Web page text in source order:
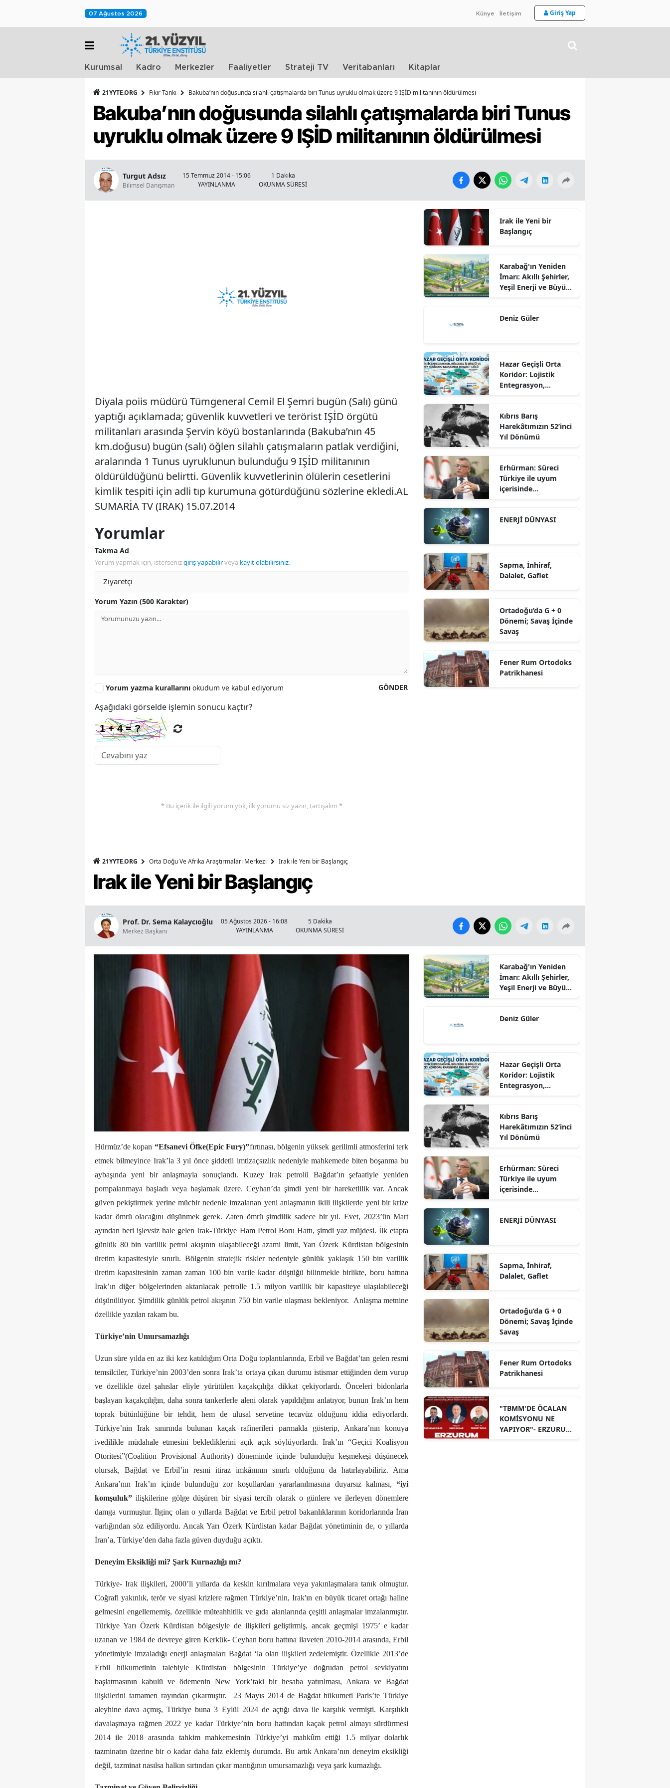
07 Ağustos 2026 Künye İletişim Giriş Yap
Kurumsal Kadro Merkezler Faaliyetler Strateji TV Veritabanları Kitaplar
21YYTE.ORG Fikir Tankı Bakuba’nın doğusunda silahlı çatışmalarda biri Tunus uyruklu olmak üzere 9 IŞİD militanının öldürülmesi
Bakuba’nın doğusunda silahlı çatışmalarda biri Tunus
uyruklu olmak üzere 9 IŞİD militanının öldürülmesi
Turgut Adsız
Bilimsel Danışman
15 Temmuz 2014 - 15:06
YAYINLANMA
1 Dakika
OKUNMA SÜRESİ
Diyala poiis müdürü Tümgeneral Cemil El Şemri bugün (Salı) günü
yaptığı açıklamada; güvenlik kuvvetleri ve terörist IŞİD örgütü
militanları arasında Şervin köyü bostanlarında (Bakuba’nın 45
km.doğusu) bugün (salı) öğlen silahlı çatışmaların patlak verdiğini,
aralarında 1 Tunus uyruklunun bulunduğu 9 IŞİD militanının
öldürüldüğünü belirtti. Güvenlik kuvvetlerinin ölülerin cesetlerini
kimlik tespiti için adli tıp kurumuna götürdüğünü sözlerine ekledi.AL
SUMARİA TV (IRAK) 15.07.2014
Yorumlar
Takma Ad
Yorum yapmak için, istersenizgiriş yapabilirveya kayıt olabilirsiniz.
Yorum Yazın (500 Karakter)
GÖNDER
Yorum yazma kurallarını okudum ve kabul ediyorum
Aşağıdaki görselde işlemin sonucu kaçtır?
* Bu içerik ile ilgili yorum yok, ilk yorumu siz yazın, tartışalım *
Irak ile Yeni bir
Başlangıç
Karabağ'ın Yeniden
İmarı: Akıllı Şehirler,
Yeşil Enerji ve Büyük
Sürdürülebilir
Deniz Güler
Hazar Geçişli Orta
Koridor: Lojistik
Entegrasyon,
Karşısında Rekabet
Gücü
Kıbrıs Barış
Harekâtımızın 52’inci
Yıl Dönümü
Erhürman: Süreci
Türkiye ile uyum
içerisinde
ENERJİ DÜNYASI
Sapma, İnhiraf,
Dalalet, Gaflet
Ortadoğu’da G + 0
Dönemi; Savaş İçinde
Savaş
Fener Rum Ortodoks
Patrikhanesi
21YYTE.ORG Orta Doğu Ve Afrika Araştırmaları Merkezi Irak ile Yeni bir Başlangıç
Irak ile Yeni bir Başlangıç
Prof. Dr. Sema Kalaycıoğlu
Merkez Başkanı
05 Ağustos 2026 - 16:08
YAYINLANMA
5 Dakika
OKUNMA SÜRESİ
Hürmüz’de kopan “Efsanevi Öfke(Epic Fury)”fırtınası, bölgenin yüksek gerilimli atmosferini terk
etmek bilmeyince Irak’la 3 yıl önce şiddetli imtizaçsızlık nedeniyle mahkemede biten boşanma bu
aybaşında yeni bir anlaşmayla sonuçlandı. Kuzey Irak petrolü Bağdat’ın şefaatiyle yeniden
pompalanmaya başladı veya başlamak üzere. Ceyhan’da şimdi yeni bir hareketlilik var. Ancak
güven pekiştirmek yerine mücbir nedenle imzalanan yeni anlaşmanın ikili ilişkilerde yeni bir krize
kadar ömrü olacağını düşünmek gerek. Zaten ömrü şimdilik sadece bir yıl. Evet, 2023’ün Mart
ayından beri işlevsiz hale gelen Irak-Türkiye Ham Petrol Boru Hattı, şimdi yaz müjdesi. İlk etapta
günlük 80 bin varillik petrol akışının ulaşabileceği azami limit, Yarı Özerk Kürdistan bölgesinin
üretim kapasitesiyle sınırlı. Bölgenin stratejik riskler nedeniyle günlük yaklaşık 150 bin varillik
üretim kapasitesinin zaman zaman 100 bin varile kadar düştüğü bilinmekle birlikte, boru hattına
Irak’ın diğer bölgelerinden aktarılacak petrolle 1.5 milyon varillik bir kapasiteye ulaşılabileceği
düşünülüyor. Şimdilik günlük petrol akışının 750 bin varile ulaşması bekleniyor. Anlaşma metnine
özellikle yazılan rakam bu.
Türkiye’nin Umursamazlığı
Uzun süre yılda en az iki kez katıldığım Orta Doğu toplantılarında, Erbil ve Bağdat’tan gelen resmi
temsilciler, Türkiye’nin 2003’den sonra Irak’ta ortaya çıkan durumu istismar ettiğinden dem vurup
ve özellikle özel şahıslar eliyle yürütülen kaçakçılığa dikkat çekiyorlardı. Önceleri bidonlarla
başlayan kaçakçılığın, daha sonra tankerlerle aleni olarak yapıldığını anlatıyor, bunun Irak’ın hem
toprak bütünlüğüne bir tehdit, hem de ulusal servetine tecavüz olduğunu iddia ediyorlardı.
Türkiye’nin Irak sınırında bulunan kaçak rafinerileri parmakla gösterip, Ankara’nın konuya
ivedilikle müdahale etmesini beklediklerini açık açık söylüyorlardı. Irak’ın “Geçici Koalisyon
Otoritesi”(Coalition Provisional Authority) döneminde içinde bulunduğu keşmekeşi düşünecek
olursak, Bağdat ve Erbil’in resmi itiraz imkânının sınırlı olduğunu da hatırlayabiliriz. Ama
Ankara’nın Irak’ın içinde bulunduğu zor koşullardan yararlanılmasına duyarsız kalması,“iyi
komşuluk” ilişkilerine gölge düşüren bir siyasi tercih olarak o günlere ve ilerleyen dönemlere
damga vurmuştur. İlginç olan o yıllarda Bağdat ve Erbil petrol bakanlıklarının koridorlarında İran
varlığından söz ediliyordu. Ancak Yarı Özerk Kürdistan kadar Bağdat yönetiminin de, o yıllarda
İran’a, Türkiye’den daha fazla güven duyduğu açıktı.
Deneyim Eksikliği mi? Şark Kurnazlığı mı?
Türkiye- Irak ilişkileri, 2000’li yıllarda da keskin kırılmalara veya yakınlaşmalara tanık olmuştur.
Coğrafi yakınlık, terör ve siyasi krizlere rağmen Türkiye’nin, Irak'ın en büyük ticaret ortağı haline
gelmesini engellememiş, özellikle müteahhitlik ve gıda alanlarında çeşitli anlaşmalar imzalanmıştır.
Türkiye Yarı Özerk Kürdistan bölgesiyle de ilişkileri geliştirmiş, ancak geçmişi 1975’ e kadar
uzanan ve 1984 de devreye giren Kerkük- Ceyhan boru hattına ilaveten 2010-2014 arasında, Erbil
yönetimiyle imzaladığı enerji anlaşmaları Bağdat ‘la olan ilişkileri zedelemiştir. Özellikle 2013’de
Erbil hükumetinin talebiyle Kürdistan bölgesinin Türkiye’ye doğrudan petrol sevkiyatını
başlatmasının kabulü ve ödemenin New York’taki bir hesaba yatırılması, Ankara ve Bağdat
ilişkilerini tamamen rayından çıkarmıştır.
23 Mayıs 2014 de Bağdat hükumeti Paris’te Türkiye
aleyhine dava açmış, Türkiye buna 3 Eylül 2024 de açtığı dava ile karşılık vermişti. Karşılıklı
davalaşmaya rağmen 2022 ye kadar Türkiye’nin boru hattından kaçak petrol almayı sürdürmesi
2014 ile 2018 arasında tahkim mahkemesinin Türkiye’yi mahkûm ettiği 1.5 milyar dolarlık
tazminatın üzerine bir o kadar daha faiz eklemiş durumda. Bu artık Ankara’nın deneyim eksikliği
değil, tazminat nasılsa halkın sırtından çıkar mantığının umursamazlığı veya şark kurnazlığı.
Karabağ'ın Yeniden
İmarı: Akıllı Şehirler,
Yeşil Enerji ve Büyük
Sürdürülebilir
Deniz Güler
Hazar Geçişli Orta
Koridor: Lojistik
Entegrasyon,
Karşısında Rekabet
Gücü
Kıbrıs Barış
Harekâtımızın 52’inci
Yıl Dönümü
Erhürman: Süreci
Türkiye ile uyum
içerisinde
ENERJİ DÜNYASI
Sapma, İnhiraf,
Dalalet, Gaflet
Ortadoğu’da G + 0
Dönemi; Savaş İçinde
Savaş
Fener Rum Ortodoks
Patrikhanesi
"TBMM'DE ÖCALAN
KOMİSYONU NE
YAPIYOR"- ERZURUM